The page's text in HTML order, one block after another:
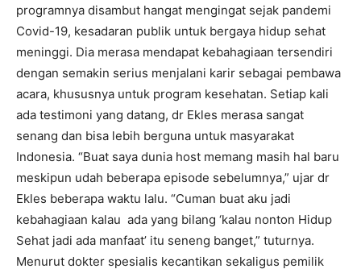
programnya disambut hangat mengingat sejak pandemi
Covid-19, kesadaran publik untuk bergaya hidup sehat
meninggi. Dia merasa mendapat kebahagiaan tersendiri
dengan semakin serius menjalani karir sebagai pembawa
acara, khususnya untuk program kesehatan. Setiap kali
ada testimoni yang datang, dr Ekles merasa sangat
senang dan bisa lebih berguna untuk masyarakat
Indonesia. “Buat saya dunia host memang masih hal baru
meskipun udah beberapa episode sebelumnya,” ujar dr
Ekles beberapa waktu lalu. “Cuman buat aku jadi
kebahagiaan kalau ada yang bilang ‘kalau nonton Hidup
Sehat jadi ada manfaat’ itu seneng banget,” tuturnya.
Menurut dokter spesialis kecantikan sekaligus pemilik